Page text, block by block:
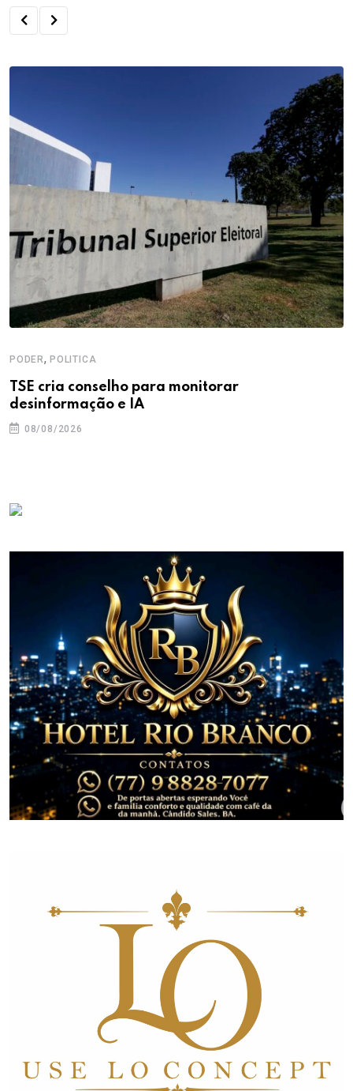
PODER, POLITICA
TSE cria conselho para monitorar
desinformação e IA
08/08/2026